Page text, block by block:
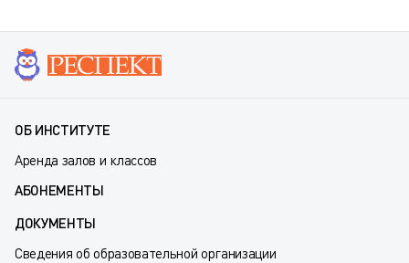
ОБ ИНСТИТУТЕ
Аренда залов и классов
АБОНЕМЕНТЫ
ДОКУМЕНТЫ
Сведения об образовательной организации